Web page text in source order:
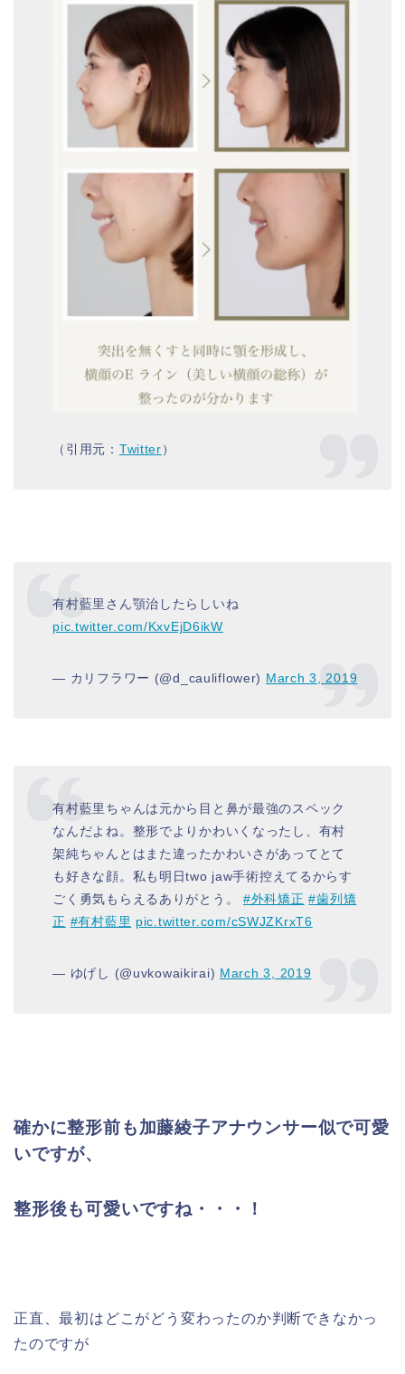
（引用元： Twitter）
有村藍里さん顎治したらしいね
pic.twitter.com/KxvEjD6ikW
— カリフラワー (@d_cauliflower) March 3, 2019
有村藍里ちゃんは元から目と鼻が最強のスペック
なんだよね。整形でよりかわいくなったし、有村
架純ちゃんとはまた違ったかわいさがあってとて
も好きな顔。私も明日two jaw手術控えてるからす
ごく勇気もらえるありがとう。 #外科矯正 #歯列矯
正 #有村藍里 pic.twitter.com/cSWJZKrxT6
— ゆげし (@uvkowaikirai) March 3, 2019
確かに整形前も加藤綾子アナウンサー似で可愛
いですが、
整形後も可愛いですね・・・！
正直、最初はどこがどう変わったのか判断できなかっ
たのですが